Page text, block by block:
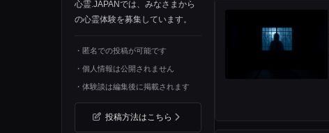
心霊.JAPANでは、みなさまから
の心霊体験を募集しています。
・匿名での投稿が可能です
・個人情報は公開されません
・体験談は編集後に掲載されます
投稿方法はこちら